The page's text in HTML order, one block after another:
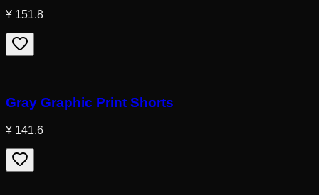
¥ 151.8
Gray Graphic Print Shorts
¥ 141.6